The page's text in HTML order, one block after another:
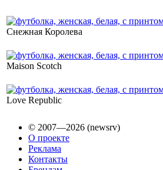
Снежная Королева
Maison Scotch
Love Republic
© 2007—2026 (newsrv)
О проекте
Реклама
Контакты